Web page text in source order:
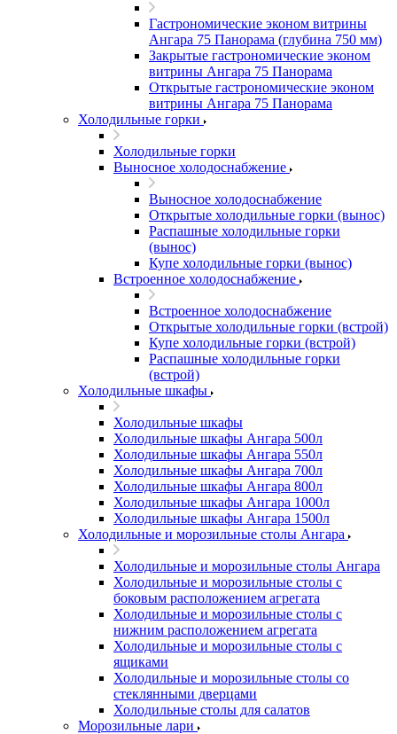
Гастрономические эконом витрины
Ангара 75 Панорама (глубина 750 мм)
Закрытые гастрономические эконом
витрины Ангара 75 Панорама
Открытые гастрономические эконом
витрины Ангара 75 Панорама
Холодильные горки
Холодильные горки
Выносное холодоснабжение
Выносное холодоснабжение
Открытые холодильные горки (вынос)
Распашные холодильные горки
(вынос)
Купе холодильные горки (вынос)
Встроенное холодоснабжение
Встроенное холодоснабжение
Открытые холодильные горки (встрой)
Купе холодильные горки (встрой)
Распашные холодильные горки
(встрой)
Холодильные шкафы
Холодильные шкафы
Холодильные шкафы Ангара 500л
Холодильные шкафы Ангара 550л
Холодильные шкафы Ангара 700л
Холодильные шкафы Ангара 800л
Холодильные шкафы Ангара 1000л
Холодильные шкафы Ангара 1500л
Холодильные и морозильные столы Ангара
Холодильные и морозильные столы Ангара
Холодильные и морозильные столы с
боковым расположением агрегата
Холодильные и морозильные столы с
нижним расположением агрегата
Холодильные и морозильные столы с
ящиками
Холодильные и морозильные столы со
стеклянными дверцами
Холодильные столы для салатов
Морозильные лари